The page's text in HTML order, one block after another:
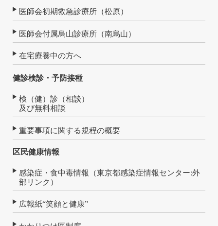
医師会初期救急診療所（松原）
医師会付属烏山診療所（南烏山）
在宅療養中の方へ
健診検診・予防接種
検（健）診（相談）
及び無料相談
重要事項に関する規程の概要
区民健康情報
感染症・食中毒情報（東京都感染症情報センター:外
部リンク）
広報紙“笑顔と健康”